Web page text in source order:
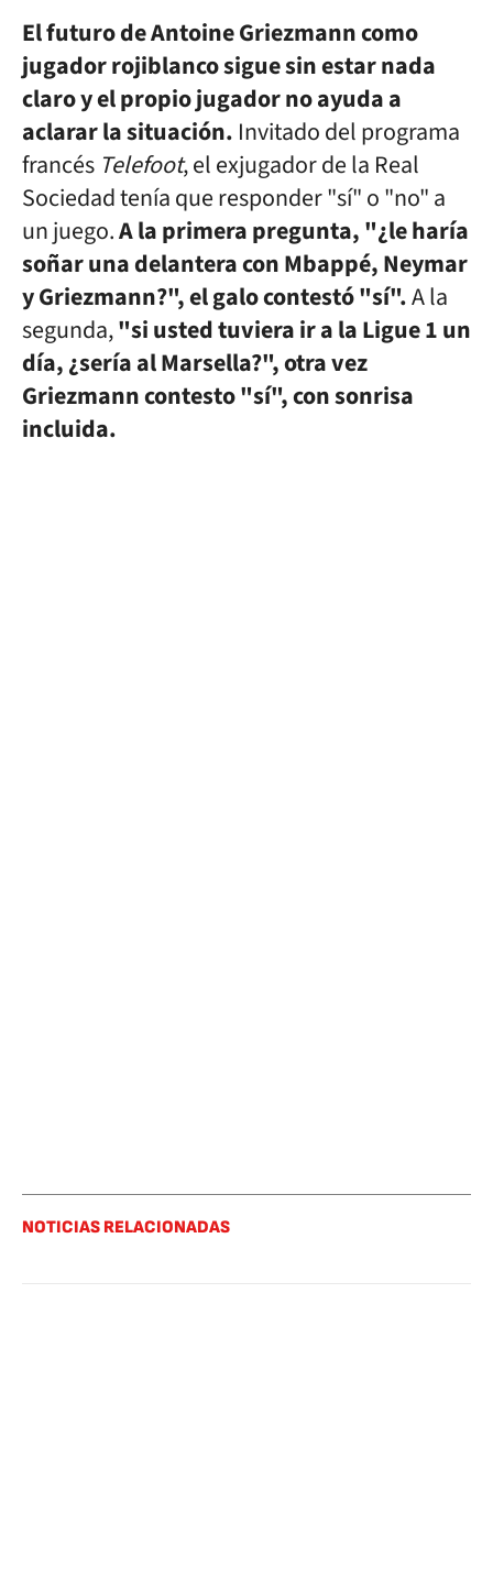
El futuro de Antoine Griezmann como
jugador rojiblanco sigue sin estar nada
claro y el propio jugador no ayuda a
aclarar la situación. Invitado del programa
francés Telefoot, el exjugador de la Real
Sociedad tenía que responder "sí" o "no" a
un juego.A la primera pregunta, "¿le haría
soñar una delantera con Mbappé, Neymar
y Griezmann?", el galo contestó "sí".A la
segunda,"si usted tuviera ir a la Ligue 1 un
día, ¿sería al Marsella?", otra vez
Griezmann contesto "sí", con sonrisa
incluida.
NOTICIAS RELACIONADAS